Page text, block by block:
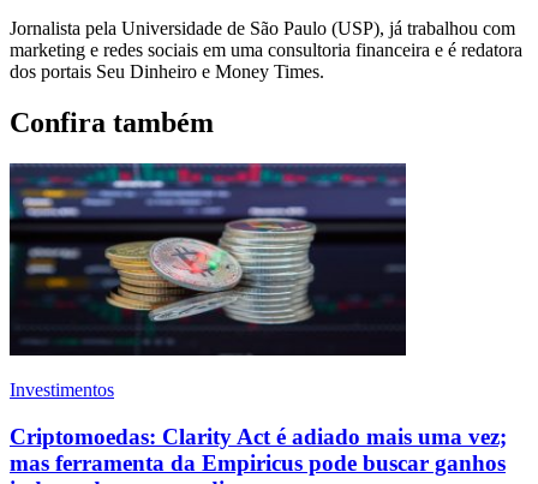
Jornalista pela Universidade de São Paulo (USP), já trabalhou com
marketing e redes sociais em uma consultoria financeira e é redatora
dos portais Seu Dinheiro e Money Times.
Confira também
Investimentos
Criptomoedas: Clarity Act é adiado mais uma vez;
mas ferramenta da Empiricus pode buscar ganhos